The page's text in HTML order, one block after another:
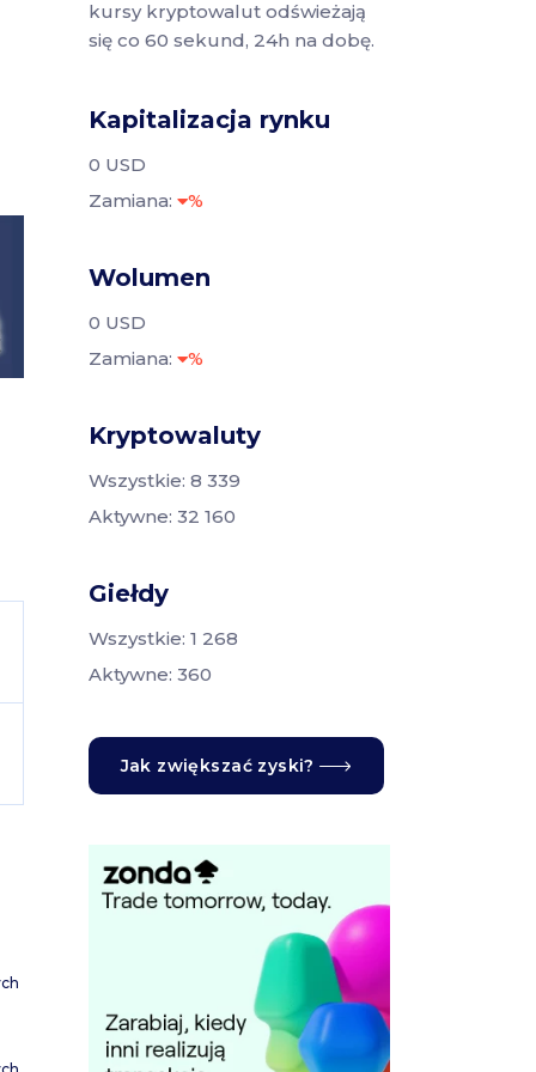
kursy kryptowalut odświeżają
się co 60 sekund, 24h na dobę.
Kapitalizacja rynku
0 USD
Zamiana:
%
Wolumen
0 USD
Zamiana:
%
Kryptowaluty
Wszystkie: 8 339
Aktywne: 32 160
Giełdy
Wszystkie: 1 268
Aktywne: 360
Jak zwiększać zyski?